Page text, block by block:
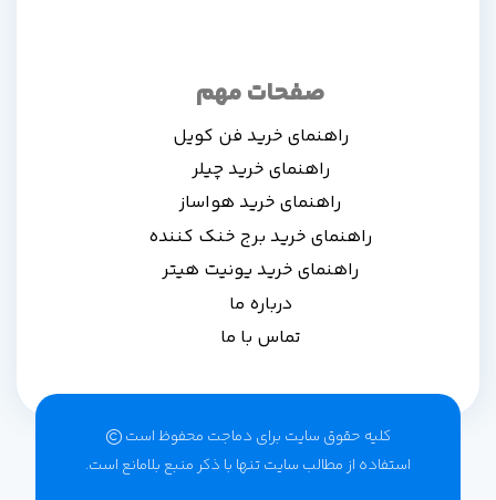
صفحات مهم
راهنمای خرید فن کویل
راهنمای خرید چیلر
راهنمای خرید هواساز
راهنمای خرید برج خنک کننده
راهنمای خرید یونیت هیتر
درباره ما
تماس با ما
کلیه حقوق سایت برای دماجت محفوظ است‌
استفاده از مطالب سایت تنها با ذکر منبع بلامانع است.